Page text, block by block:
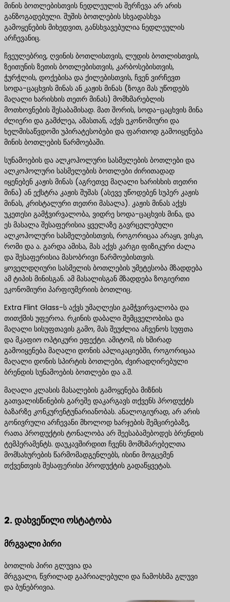
მინის ბოთლებისთვის ნედლეულის შერჩევა არ არის
განზოგადებული. შუშის ბოთლების სხვადასხვა
გამოყენების მიხედვით, განსხვავებულია ნედლეულის
არჩევანიც.
ჩვეულებრივ, ღვინის ბოთლისთვის, ლუდის ბოთლისთვის,
ზეითუნის ზეთის ბოთლებისთვის, კარბოსებისთვის,
ჭურჭლის, დოქებისა და ქილებისთვის, ჩვენ ვირჩევთ
სოდა-ცაცხვის მინას ან კაჟის მინას (ზოგი მას უწოდებს
მაღალი ხარისხის თეთრ მინას) მომხმარებლის
მოთხოვნების შესაბამისად. მათ შორის, სოდა-ცაცხვის მინა
ძლიერი და გამძლეა, ამასთან, აქვს ეკონომიური და
ხელმისაწვდომი უპირატესობები და ფართოდ გამოიყენება
მინის ბოთლების წარმოებაში.
სუნამოების და ალკოჰოლური სასმელების ბოთლები და
ალკოჰოლური სასმელების ბოთლები ძირითადად
იყენებენ კაჟის მინას (აგრეთვე მაღალი ხარისხის თეთრი
მინა) ან ექსტრა კაჟის შუშას (ასევე უწოდებენ სუპერ კაჟის
მინას, კრისტალური თეთრი მასალა). კაჟის მინას აქვს
უკეთესი გამჭვირვალობა, ვიდრე სოდა-ცაცხვის მინა, და
ეს მასალა შესაფერისია ყველაზე გავრცელებული
ალკოჰოლური სასმელებისთვის, როგორიცაა არაყი, ვისკი,
რომი და ა. გარდა ამისა, მას აქვს კარგი ფიზიკური ძალა
და შესაფერისია მასობრივი წარმოებისთვის.
ყოველდღიური სასმელის ბოთლების უმეტესობა მზადდება
ამ ტიპის მინისგან. ამ მასალისგან მზადდება ზოგიერთი
ეკონომიური პარფიუმერიის ბოთლიც.
Extra Flint Glass-ს აქვს უმაღლესი გამჭვირვალობა და
თითქმის უფეროა. რკინის დაბალი შემცველობისა და
მაღალი სისუფთავის გამო, მას შეუძლია აჩვენოს სუფთა
და მკაფიო ოპტიკური ეფექტი. ამიტომ, ის ხშირად
გამოიყენება მაღალი დონის აპლიკაციებში, როგორიცაა
მაღალი დონის სპირტის ბოთლები, ძვირადღირებული
ბრენდის სუნამოების ბოთლები და ა.შ.
მაღალი კლასის მასალების გამოყენება მიზნის
გათვალისწინების გარეშე დაკარგავს თქვენს პროდუქტს
ბაზარზე კონკურენტუნარიანობას. ანალოგიურად, არ არის
გონივრული არჩევანი მხოლოდ ხარჯების შემცირებაზე,
რათა პროდუქტის ტონალობა არ შეესაბამებოდეს ბრენდის
ტემპერამენტს. დაუკავშირდით ჩვენს მომხმარებელთა
მომსახურების წარმომადგენლებს, ისინი მოგცემენ
თქვენთვის შესაფერისი პროდუქტის გადაწყვეტას.
2. დახვეწილი ოსტატობა
მრგვალი პირი
ბოთლის პირი გლუვია და
მრგვალი, წვრილად გაპრიალებული და ჩამოსხმა გლუვი
და ბუნებრივია.